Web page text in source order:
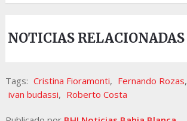
NOTICIAS RELACIONADAS
Tags: Cristina Fioramonti, Fernando Rozas,
ivan budassi, Roberto Costa